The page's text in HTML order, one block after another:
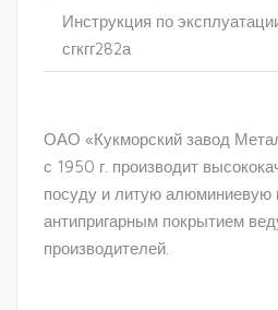
Инструкция по
сгкгг282а
ОАО «Кукморский завод
с 1950 г. производит
посуду и литую алюминиевую
антипригарным покрытием
производителей.